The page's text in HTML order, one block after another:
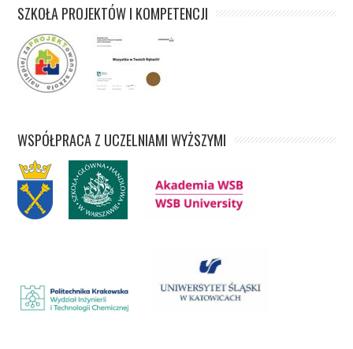
SZKOŁA PROJEKTÓW I KOMPETENCJI
WSPÓŁPRACA Z UCZELNIAMI WYŻSZYMI